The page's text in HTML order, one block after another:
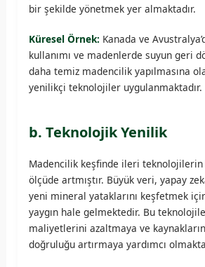
bir şekilde yönetmek yer almaktadır.
Küresel Örnek: Kanada ve
kullanımı ve madenlerde suyun geri
daha temiz madencilik yapılmasına
yenilikçi teknolojiler uygulanmaktadır.
b. Teknolojik Yenilik
Madencilik keşfinde ileri teknolojilerin
ölçüde artmıştır. Büyük veri, yapay
yeni mineral yataklarını keşfetmek
yaygın hale gelmektedir. Bu
maliyetlerini azaltmaya ve
doğruluğu artırmaya yardımcı